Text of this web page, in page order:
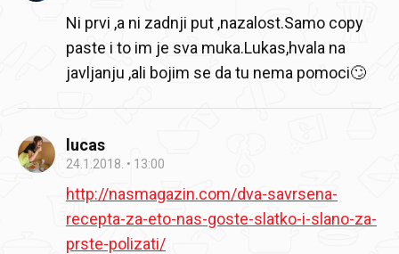
Ni prvi ,a ni zadnji put ,nazalost.Samo copy
paste i to im je sva muka.Lukas,hvala na
javljanju ,ali bojim se da tu nema pomoci🙄
lucas
24.1.2018. 13:00
http://nasmagazin.com/dva-savrsena-
recepta-za-eto-nas-goste-slatko-i-slano-za-
prste-polizati/